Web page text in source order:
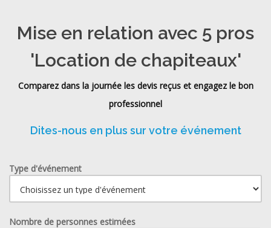
Mise en relation avec 5 pros
'Location de chapiteaux'
Comparez dans la journée les devis reçus et engagez le bon
professionnel
Dites-nous en plus sur votre événement
Type d'événement
Nombre de personnes estimées